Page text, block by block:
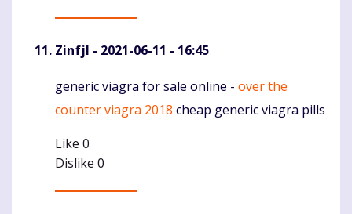
Zinfjl - 2021-06-11 - 16:45
Komentaras
generic viagra for sale online - over the
counter viagra 2018 cheap generic viagra pills
Like 0
Dislike 0